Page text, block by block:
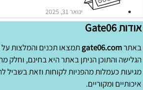
ינואר 31, 2025
אודות Gate06
באתרgate06.comתמצאו תכנים והמלצות על
הגלישה והתוכן הניתן באתר היא בחינם, וחלק
מגיעות כעמלות מהפניות לקוחות וזאת בשביל
איכותיים ומקוריים.